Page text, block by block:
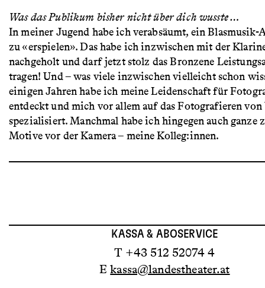
Was das Publikum bisher nicht über dich wusste …
In meiner Jugend habe ich verabsäumt, ein Blasmusik-
zu «erspielen». Das habe ich inzwischen mit der
nachgeholt und darf jetzt stolz das Bronzene
tragen! Und – was viele inzwischen vielleicht schon
einigen Jahren habe ich meine Leidenschaft für
entdeckt und mich vor allem auf das Fotografieren
spezialisiert. Manchmal habe ich hingegen auch ganze
Motive vor der Kamera – meine Kolleg:innen.
KASSA & ABOSERVICE
T +43 512 52074 4
Ekassa@landestheater.at